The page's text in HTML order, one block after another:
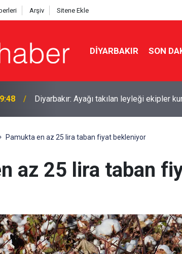
Arşiv Sitene Ekle
DIYARBAKIR SON
Diyarbakır’daki hastanelere 257 personel
Pamukta en az 25 lira taban fiyat bekleniyor
az 25 lira taban